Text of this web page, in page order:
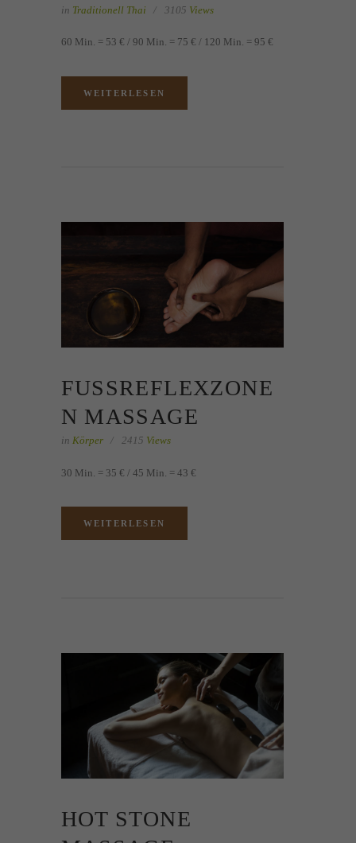
in Traditionell Thai 3105 Views
60 Min. = 53 € / 90 Min. = 75 € / 120 Min. = 95 €
WEITERLESEN
FUSSREFLEXZONEN
MASSAGE
in Körper 2415 Views
30 Min. = 35 € / 45 Min. = 43 €
WEITERLESEN
HOT STONE